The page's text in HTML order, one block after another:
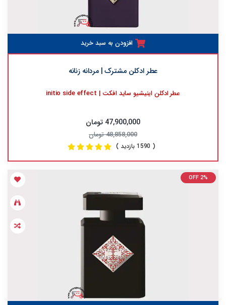
افزودن به سبد خرید
عطر ادکلن مشترک | مردانه زنانه
عطر ادکلن اینیشیو ساید افکت | initio side effect
47,900,000 تومان
48,858,000 تومان
( 1590 بازدید )
OFF 2%